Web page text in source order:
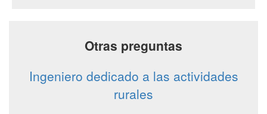
Otras preguntas
Ingeniero dedicado a las actividades
rurales